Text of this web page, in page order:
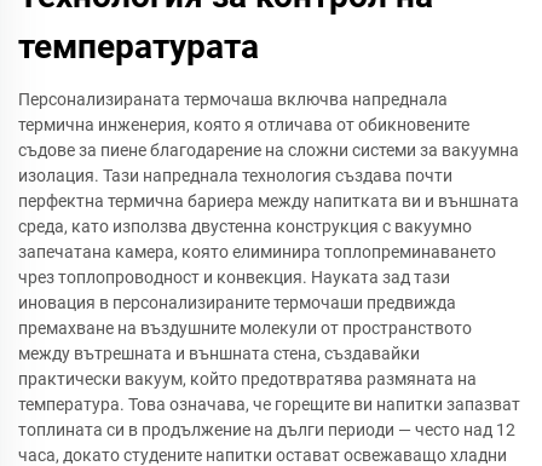
температурата
Персонализираната термочаша включва напреднала
термична инженерия, която я отличава от обикновените
съдове за пиене благодарение на сложни системи за вакуумна
изолация. Тази напреднала технология създава почти
перфектна термична бариера между напитката ви и външната
среда, като използва двустенна конструкция с вакуумно
запечатана камера, която елиминира топлопреминаването
чрез топлопроводност и конвекция. Науката зад тази
иновация в персонализираните термочаши предвижда
премахване на въздушните молекули от пространството
между вътрешната и външната стена, създавайки
практически вакуум, който предотвратява размяната на
температура. Това означава, че горещите ви напитки запазват
топлината си в продължение на дълги периоди — често над 12
часа, докато студените напитки остават освежаващо хладни